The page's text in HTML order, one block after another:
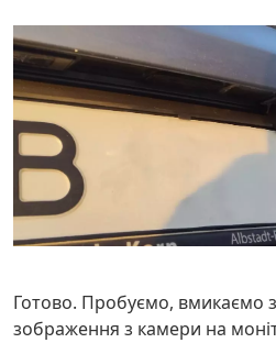
Готово. Пробуємо, вмикаємо
зображення з камери на